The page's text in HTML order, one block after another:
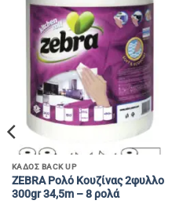
ΚΑΔΟΣ BACK UP
ZEBRA Ρολό Κουζίνας 2φυλλο
300gr 34,5m – 8 ρολά